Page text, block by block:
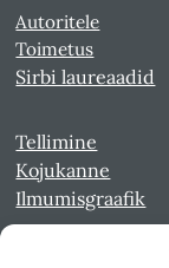
Autoritele
Toimetus
Sirbi laureaadid
Tellimine
Kojukanne
Ilmumisgraafik